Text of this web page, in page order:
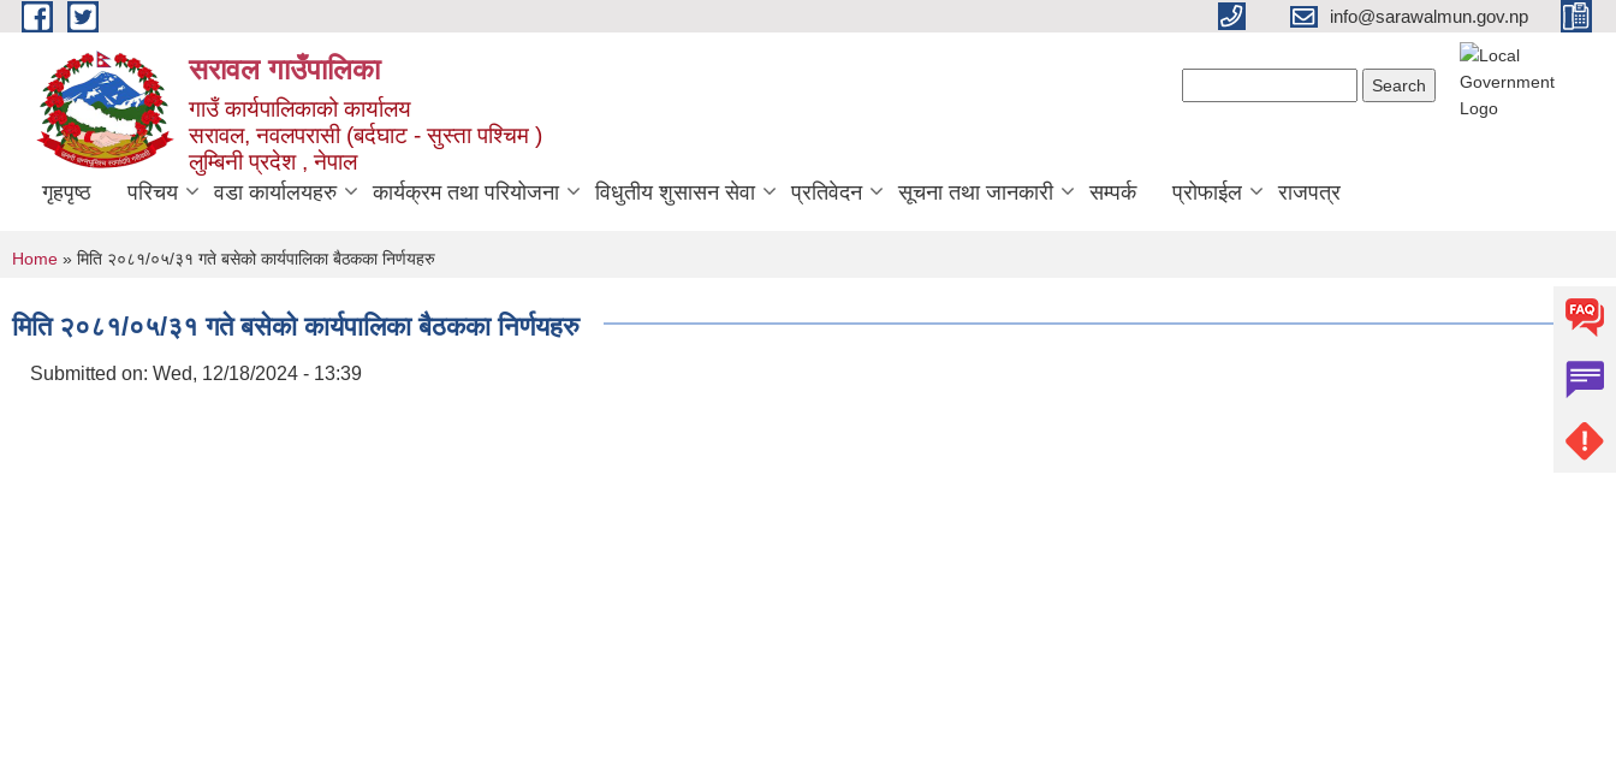
Skip to main content info@sarawalmun.gov.np
सरावल गाउँपालिका
गाउँ कार्यपालिकाको कार्यालय
सरावल, नवलपरासी (बर्दघाट - सुस्ता पश्चिम )
लुम्बिनी प्रदेश , नेपाल
गृहपृष्ठ परिचय वडा कार्यालयहरु कार्यक्रम तथा परियोजना विधुतीय शुसासन सेवा प्रतिवेदन सूचना तथा जानकारी सम्पर्क प्रोफाईल राजपत्र
You are here
Home » मिति २०८१/०५/३१ गते बसेको कार्यपालिका बैठकका निर्णयहरु
मिति २०८१/०५/३१ गते बसेको कार्यपालिका बैठकका निर्णयहरु
Submitted on: Wed, 12/18/2024 - 13:39